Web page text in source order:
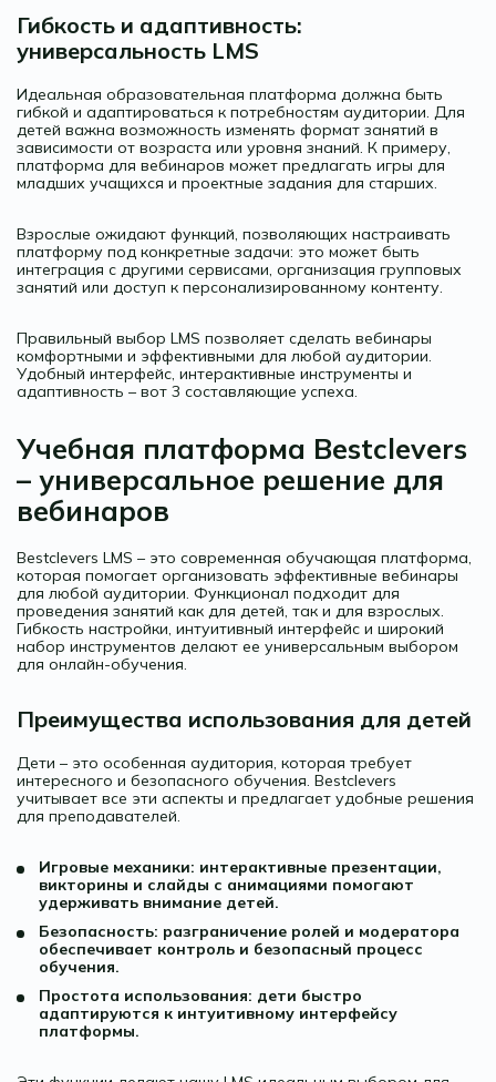
Гибкость и адаптивность:
универсальность LMS
Идеальная образовательная платформа должна быть
гибкой и адаптироваться к потребностям аудитории. Для
детей важна возможность изменять формат занятий в
зависимости от возраста или уровня знаний. К примеру,
платформа для вебинаров может предлагать игры для
младших учащихся и проектные задания для старших.
Взрослые ожидают функций, позволяющих настраивать
платформу под конкретные задачи: это может быть
интеграция с другими сервисами, организация групповых
занятий или доступ к персонализированному контенту.
Правильный выбор LMS позволяет сделать вебинары
комфортными и эффективными для любой аудитории.
Удобный интерфейс, интерактивные инструменты и
адаптивность – вот 3 составляющие успеха.
Учебная платформа Bestclevers
– универсальное решение для
вебинаров
Bestclevers LMS – это современная обучающая платформа,
которая помогает организовать эффективные вебинары
для любой аудитории. Функционал подходит для
проведения занятий как для детей, так и для взрослых.
Гибкость настройки, интуитивный интерфейс и широкий
набор инструментов делают ее универсальным выбором
для онлайн-обучения.
Преимущества использования для детей
Дети – это особенная аудитория, которая требует
интересного и безопасного обучения. Bestclevers
учитывает все эти аспекты и предлагает удобные решения
для преподавателей.
Игровые механики: интерактивные презентации,
викторины и слайды с анимациями помогают
удерживать внимание детей.
Безопасность: разграничение ролей и модератора
обеспечивает контроль и безопасный процесс
обучения.
Простота использования: дети быстро
адаптируются к интуитивному интерфейсу
платформы.